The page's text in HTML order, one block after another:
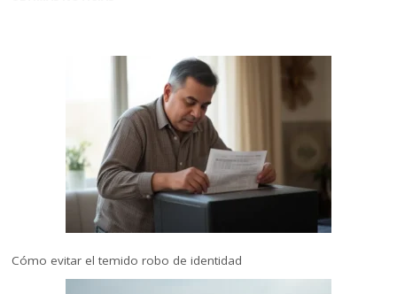
Cómo evitar el temido robo de identidad